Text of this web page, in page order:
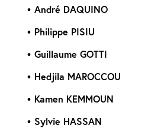
• André DAQUINO
• Philippe PISIU
• Guillaume GOTTI
• Hedjila MAROCCOU
• Kamen KEMMOUN
• Sylvie HASSAN